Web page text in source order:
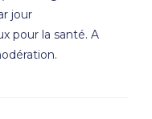
jour
pour la santé. A